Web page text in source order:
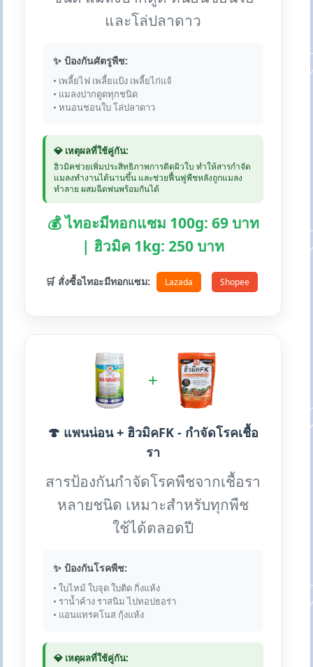
และโล่ปลาดาว
✨ ป้องกันศัตรูพืช:
• เพลี้ยไฟ เพลี้ยแป้ง เพลี้ยไก่แจ้
• แมลงปากดูดทุกชนิด
• หนอนชอนใบ โล่ปลาดาว
💎 เหตุผลที่ใช้คู่กัน:
ฮิวมิคช่วยเพิ่มประสิทธิภาพการติดผิวใบ ทำให้สารกำจัด
แมลงทำงานได้นานขึ้น และช่วยฟื้นฟูพืชหลังถูกแมลง
ทำลาย ผสมฉีดพ่นพร้อมกันได้
💰 ไทอะมีทอกแซม 100g: 69 บาท
| ฮิวมิค 1kg: 250 บาท
🛒 สั่งซื้อไทอะมีทอกแซม: Lazada Shopee
+
🍄 แพนน่อน + ฮิวมิคFK - กำจัดโรคเชื้อ
รา
สารป้องกันกำจัดโรคพืชจากเชื้อรา
หลายชนิด เหมาะสำหรับทุกพืช
ใช้ได้ตลอดปี
✨ ป้องกันโรคพืช:
• ใบไหม้ ใบจุด ใบติด กิ่งแห้ง
• ราน้ำค้าง ราสนิม ไปทอปธอร่า
• แอนแทรคโนส กุ้งแห้ง
💎 เหตุผลที่ใช้คู่กัน: